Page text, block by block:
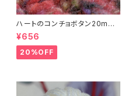
ハートのコンチョボタン20mm
（4個入り）
¥656
20%OFF